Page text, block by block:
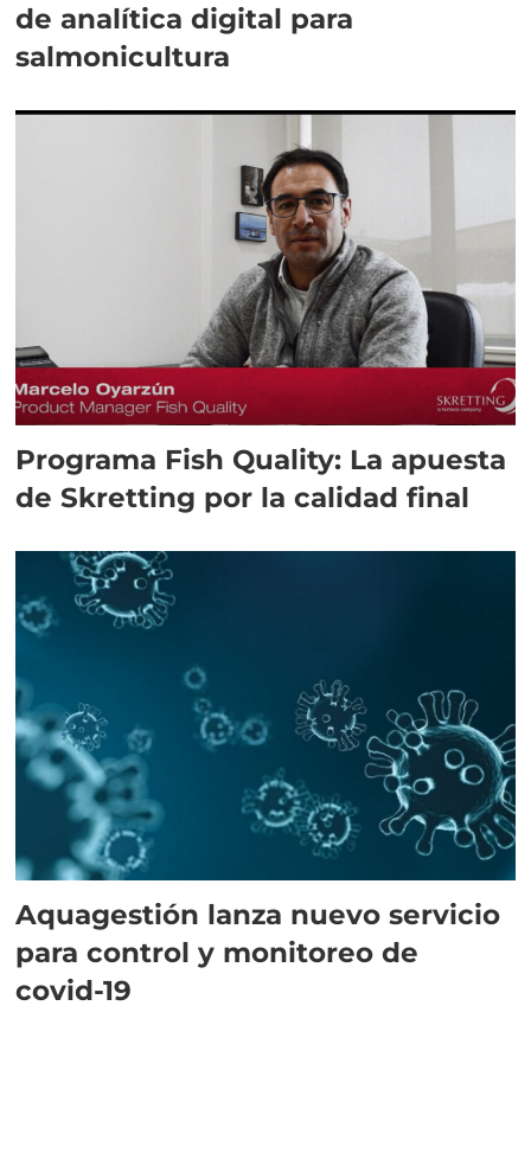
de analítica digital para
salmonicultura
Programa Fish Quality: La apuesta
de Skretting por la calidad final
Aquagestión lanza nuevo servicio
para control y monitoreo de
covid-19